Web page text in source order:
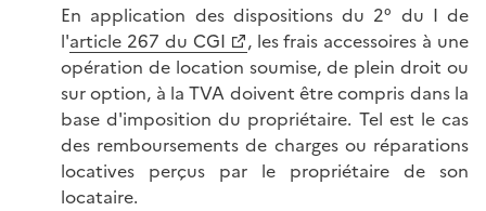
En application des dispositions du 2° du I de
l'article 267 du CGI
, les frais accessoires à une
opération de location soumise, de plein droit ou
sur option, à la TVA doivent être compris dans la
base d'imposition du propriétaire. Tel est le cas
des remboursements de charges ou réparations
locatives perçus par le propriétaire de son
locataire.